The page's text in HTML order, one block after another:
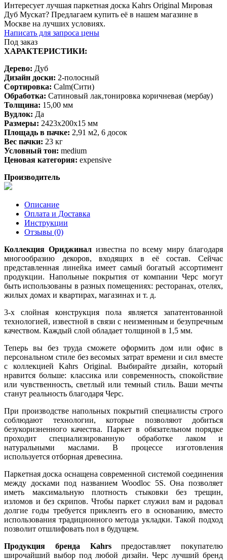
Интересует лучшая паркетная доска Kahrs Original Мировая
Дуб Мускат? Предлагаем купить её в нашем магазине в
Москве на лучших условиях.
Написать для запроса цены
Под заказ
ХАРАКТЕРИСТИКИ:
Дерево: Дуб
Дизайн доски: 2-полосный
Сортировка: Calm(Сити)
Обработка: Сатиновый лак,тонировка коричневая (мербау)
Толщина: 15,00 мм
Вудлок: Да
Размеры: 2423х200х15 мм
Площадь в пачке: 2,91 м2, 6 досок
Вес пачки: 23 кг
Условный тон: medium
Ценовая категория: expensive
Производитель
Описание
Оплата и Доставка
Инструкции
Отзывы (0)
Коллекция Ориджинализвестна по всему миру благодаря
многообразию декоров, входящих в её состав. Сейчас
представленная линейка имеет самый богатый ассортимент
продукции. Напольные покрытия от компании Черс могут
быть использованы в разных помещениях: ресторанах, отелях,
жилых домах и квартирах, магазинах и т. д.
3-х слойная конструкция пола является запатентованной
технологией, известной в связи с неизменным и безупречным
качеством. Каждый слой обладает толщиной в 1,5 мм.
Теперь вы без труда сможете оформить дом или офис в
персональном стиле без весомых затрат времени и сил вместе
с коллекцией Kahrs Original. Выбирайте дизайн, который
нравится больше: классика или современность, спокойствие
или чувственность, светлый или темный стиль. Ваши мечты
станут реальность благодаря Черс.
При производстве напольных покрытий специалисты строго
соблюдают технологии, которые позволяют добиться
безукоризненного качества. Паркет в обязательном порядке
проходит специализированную обработке лаком и
натуральными маслами. В процессе изготовления
используется отборная древесина.
Паркетная доска оснащена современной системой соединения
между досками под названием Woodloc 5S. Она позволяет
иметь максимальную плотность стыковки без трещин,
изломов и без скрипов. Чтобы паркет служил вам и радовал
долгие годы требуется приклеить его в основанию, вместо
использования традиционного метода укладки. Такой подход
позволит отшлифовать пол в будущем.
Продукция бренда Kahrsпредоставляет покупателю
широчайший выбор под любой дизайн. Черс лучший бренд